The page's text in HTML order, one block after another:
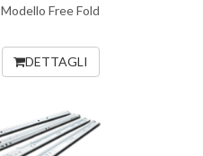
Modello Free Fold
DETTAGLI